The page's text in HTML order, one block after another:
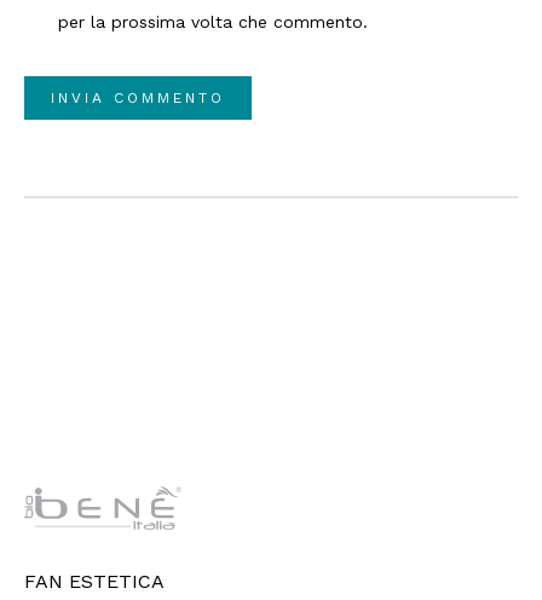
per la prossima volta che commento.
FAN ESTETICA